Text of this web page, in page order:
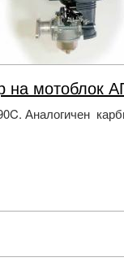
на мотоблок
Аналогичен